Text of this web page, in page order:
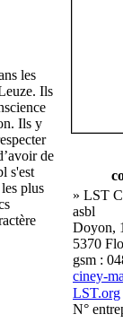
» LST
asbl
Doyon,
5370
gsm :
ciney-
LST.org
N°
les
Ils
Ils y
de
s'est
plus